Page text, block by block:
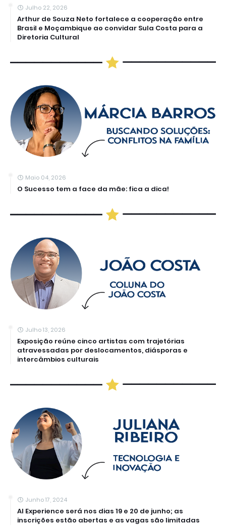
Julho 22, 2026
Arthur de Souza Neto fortalece a cooperação entre
Brasil e Moçambique ao convidar Sula Costa para a
Diretoria Cultural
Maio 04, 2026
O Sucesso tem a face da mãe: fica a dica!
Julho 13, 2026
Exposição reúne cinco artistas com trajetórias
atravessadas por deslocamentos, diásporas e
intercâmbios culturais
Junho 17, 2024
AI Experience será nos dias 19 e 20 de junho; as
inscrições estão abertas e as vagas são limitadas